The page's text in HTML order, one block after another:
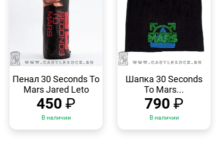
ПРОСМОТР
Пенал 30 Seconds To
Mars Jared Leto
450 ₽
В наличии
ПРОСМОТР
Шапка 30 Seconds
To Mars...
790 ₽
В наличии